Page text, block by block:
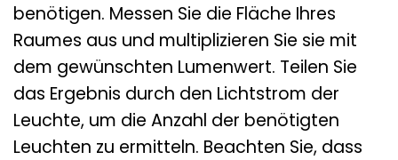
benötigen. Messen Sie die Fläche Ihres
Raumes aus und multiplizieren Sie sie mit
dem gewünschten Lumenwert. Teilen Sie
das Ergebnis durch den Lichtstrom der
Leuchte, um die Anzahl der benötigten
Leuchten zu ermitteln. Beachten Sie, dass